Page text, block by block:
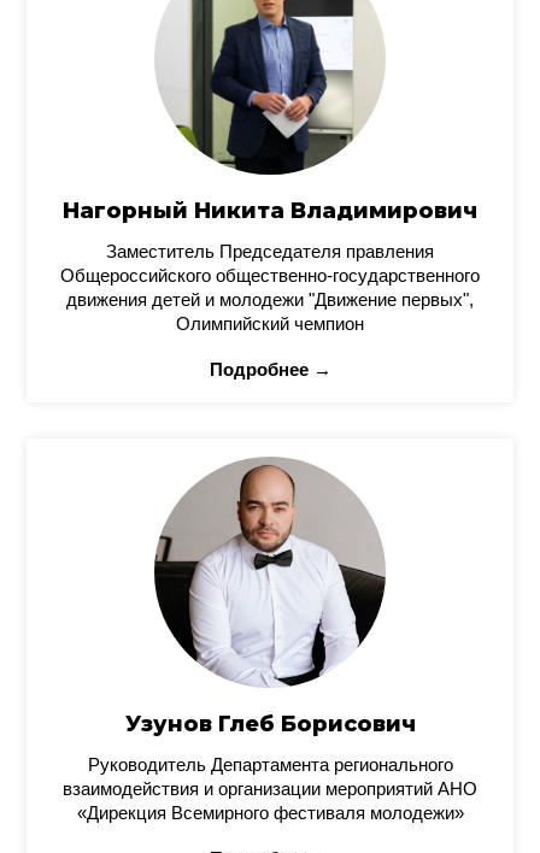
Нагорный Никита Владимирович
Заместитель Председателя правления
Общероссийского общественно-государственного
движения детей и молодежи "Движение первых",
Олимпийский чемпион
Подробнее →
Узунов Глеб Борисович
Руководитель Департамента регионального
взаимодействия и организации мероприятий АНО
«Дирекция Всемирного фестиваля молодежи»